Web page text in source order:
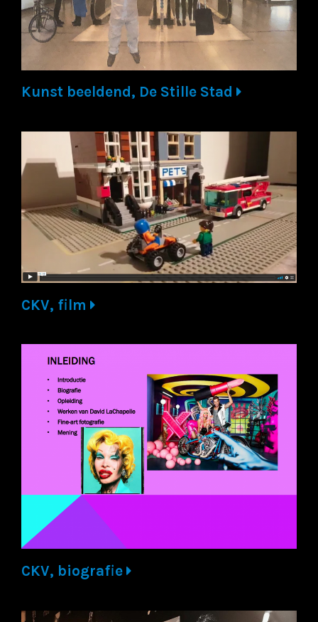
Kunst beeldend, De Stille Stad
CKV, film
CKV, biografie